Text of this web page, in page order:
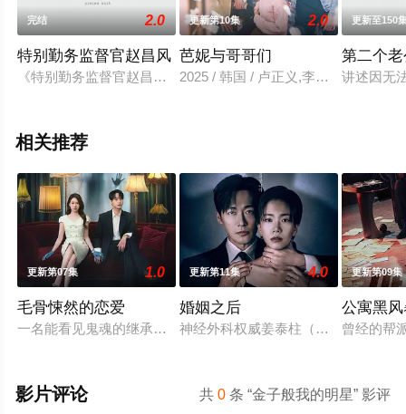
完结 2.0
特别勤务监督官赵昌风
《特别勤务监督官赵昌风》是一部社会讽刺的黑色幽默喜剧，描
更新第10集 2.0
芭妮与哥哥们
2025 / 韩国 / 卢正义,李彩玟,赵俊英,
更新至150
第二个
讲述因无
相关推荐
更新第07集 1.0
毛骨悚然的恋爱
一名能看见鬼魂的继承人与一名王牌检察官发现只要轻轻一碰，
更新第11集 4.0
婚姻之后
神经外科权威姜泰柱（南宫珉 饰）
更新第09集
公寓黑
曾经的帮
共0 条 “金子般我的明星” 影评
影片评论